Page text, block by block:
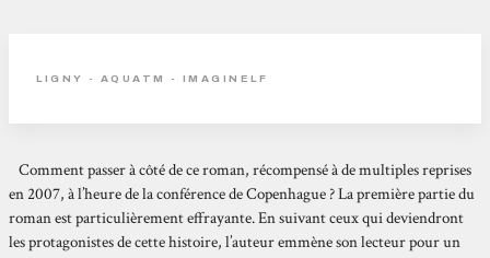
LIGNY - AQUATM - IMAGINELF
Comment passer à côté de ce roman, récompensé à de multiples reprises
en 2007, à l’heure de la conférence de Copenhague ? La première partie du
roman est particulièrement effrayante. En suivant ceux qui deviendront
les protagonistes de cette histoire, l’auteur emmène son lecteur pour un